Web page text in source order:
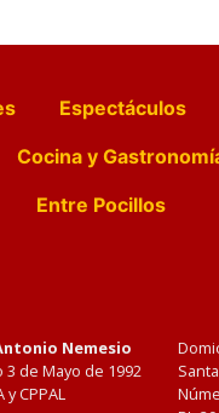
Espectáculos
Cocina y
Entre Pocillos
Nemesio
de Mayo de 1992
y CPPAL